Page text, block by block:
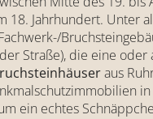
18. Jahrhundert. Unter
Straße), die eine oder
aus
ein echtes